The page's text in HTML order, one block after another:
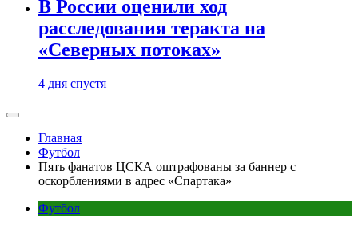
В России оценили ход
расследования теракта на
«Северных потоках»
4 дня спустя
Главная
Футбол
Пять фанатов ЦСКА оштрафованы за баннер с
оскорблениями в адрес «Спартака»
Футбол